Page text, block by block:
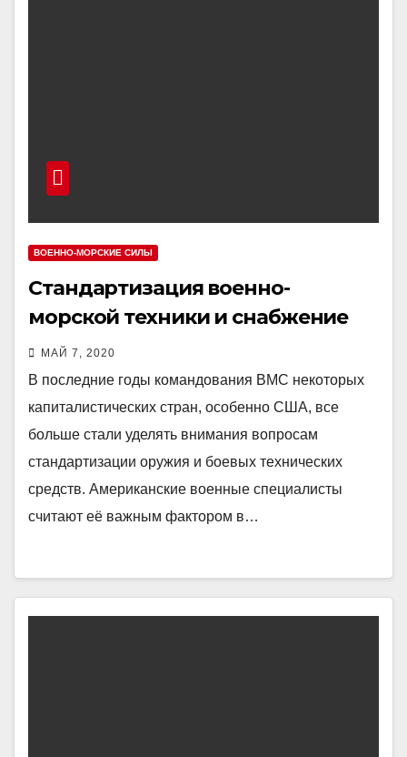
ВОЕННО-МОРСКИЕ СИЛЫ
Стандартизация военно-
морской техники и снабжение
запасными частями в ВМС США
МАЙ 7, 2020
В последние годы командования ВМС некоторых
капиталистических стран, особенно США, все
больше стали уделять внимания вопросам
стандартизации оружия и боевых технических
средств. Американские военные специалисты
считают её важным фактором в…